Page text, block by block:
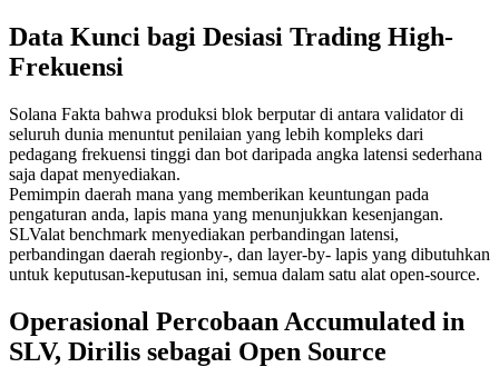
Data Kunci bagi Desiasi Trading High-
Frekuensi
Solana Fakta bahwa produksi blok berputar di antara validator di
seluruh dunia menuntut penilaian yang lebih kompleks dari
pedagang frekuensi tinggi dan bot daripada angka latensi sederhana
saja dapat menyediakan.
Pemimpin daerah mana yang memberikan keuntungan pada
pengaturan anda, lapis mana yang menunjukkan kesenjangan.
SLValat benchmark menyediakan perbandingan latensi,
perbandingan daerah regionby-, dan layer-by- lapis yang dibutuhkan
untuk keputusan-keputusan ini, semua dalam satu alat open-source.
Operasional Percobaan Accumulated in
SLV, Dirilis sebagai Open Source